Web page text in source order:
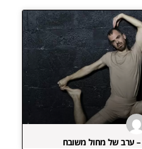
– ערב של מחול משובח